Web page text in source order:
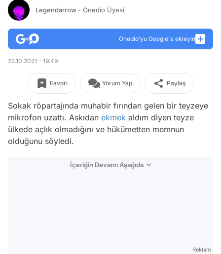
Legendarrow - Onedio Üyesi
Onedio’yu Google'a ekleyin
22.10.2021 - 19:49
Favori Yorum Yap Paylaş
Sokak röpartajında muhabir fırından gelen bir teyzeye
mikrofon uzattı. Askıdan ekmek aldım diyen teyze
ülkede açlık olmadığını ve hükümetten memnun
olduğunu söyledi.
İçeriğin Devamı Aşağıda
Reklam